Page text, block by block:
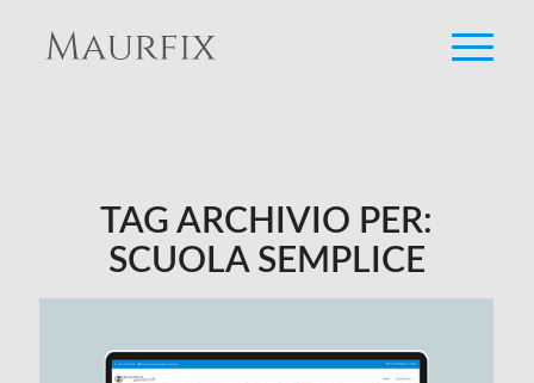
TAG ARCHIVIO PER:
SCUOLA SEMPLICE